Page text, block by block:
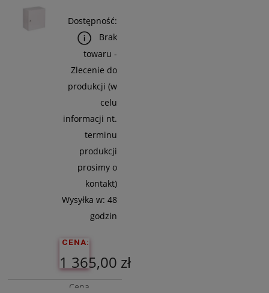
Dostępność:
Brak
towaru -
Zlecenie do
produkcji (w
celu
informacji nt.
terminu
produkcji
prosimy o
kontakt)
Wysyłka w: 48
godzin
CENA:
1 365,00 zł
Cena